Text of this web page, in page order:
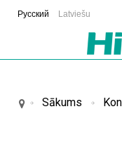
Русский Latviešu
Sākums